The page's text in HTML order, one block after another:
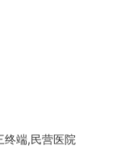
终端,民营医院